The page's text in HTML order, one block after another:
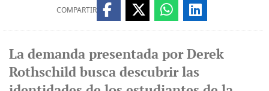
COMPARTIR
La demanda presentada por Derek
Rothschild busca descubrir las